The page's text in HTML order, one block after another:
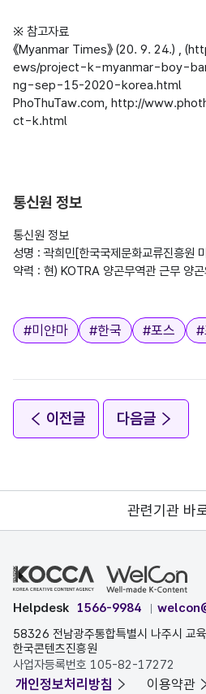
※ 참고자료
《Myanmar Times》 (20. 9. 24.) ,
ews/project-k-myanmar-boy-
ng-sep-15-2020-korea.html
PhoThuTaw.com, http://
ct-k.html
통신원 정보
통신원 정보
성명 : 곽희민[한국국제문화교류진흥원
약력 : 현) KOTRA 양곤무역관 근무 양
태그
#미얀마 #한국 #포스 #
이전글 다음글
관련기관 바
Helpdesk 1566-9984
58326 전남광주통합특별시 나주시 교
한국콘텐츠진흥원
사업자등록번호 105-82-17272
개인정보처리방침 이용약관